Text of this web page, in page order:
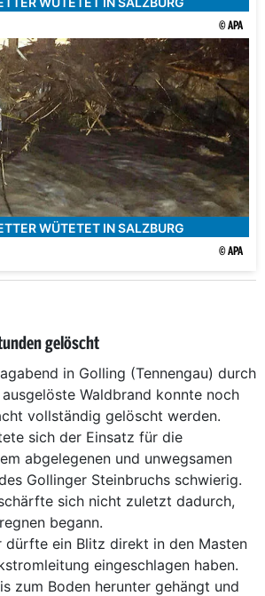
© APA
WÜTETET IN SALZBURG
© APA
gelöscht
in Golling (Tennengau) durch
Waldbrand konnte noch
vollständig gelöscht werden.
sich der Einsatz für die
abgelegenen und unwegsamen
Gollinger Steinbruchs schwierig.
sich nicht zuletzt dadurch,
begann.
dürfte ein Blitz direkt in den Masten
eingeschlagen haben.
zum Boden herunter gehängt und